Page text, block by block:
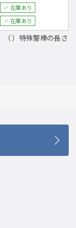
在庫あり
在庫あり
（ ）特殊警棒の長さ